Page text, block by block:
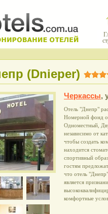
(Dnieper)
Черкассы,
Отель "Днепр"
Номерной фонд
Одноместный,
независимо от
чтобы создать
находится
спортивный
гостям
что отель
является
комфортные